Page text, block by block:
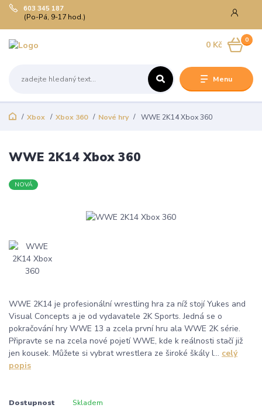
Menu
603 345 187
(Po-Pá, 9-17 hod.)
0
0 Kč
Xbox Xbox 360 Nové hry WWE 2K14 Xbox 360
WWE 2K14 Xbox 360
NOVÁ
WWE 2K14 je profesionální wrestling hra za níž stojí Yukes and
Visual Concepts a je od vydavatele 2K Sports. Jedná se o
pokračování hry WWE 13 a zcela první hru ala WWE 2K série.
Připravte se na zcela nové pojetí WWE, kde k reálnosti stačí již
jen kousek. Můžete si vybrat wrestlera ze široké škály l... celý
popis
Dostupnost Skladem